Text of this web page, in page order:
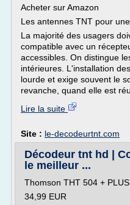
Acheter sur Amazon
Les antennes TNT pour
La majorité des usagers
compatible avec un
accessibles. On distingue
intérieures. L'installation
lourde et exige souvent le
revanche, quand elle est
Lire la suite
Site : le-decodeurtnt.com
Décodeur tnt hd |
le meilleur ...
Thomson THT 504 +
34,99 EUR